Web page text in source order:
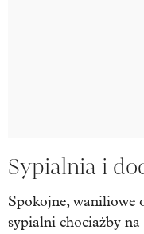
Sypialnia i
Spokojne, waniliowe
sypialni chociażby